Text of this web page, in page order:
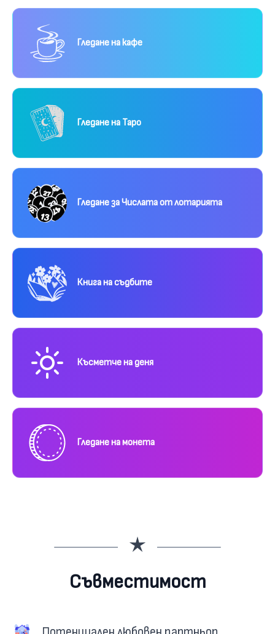
Гледане на кафе
Гледане на Таро
Гледане за Числата от лотарията
Книга на съдбите
Късметче на деня
Гледане на монета
Съвместимост